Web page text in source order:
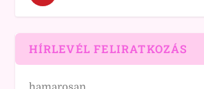
HÍRLEVÉL FELIRATKOZÁS